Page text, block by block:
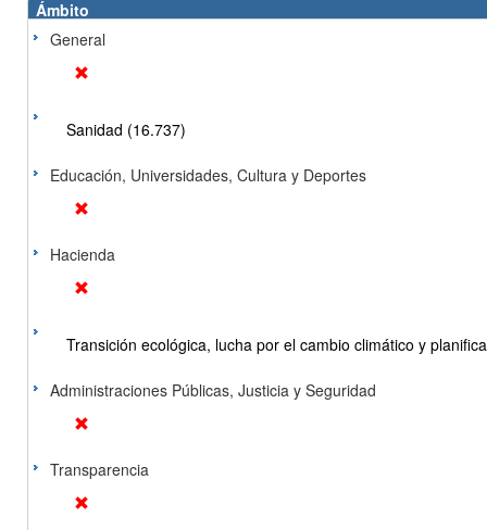
Ámbito
General
Sanidad (16.737)
Educación, Universidades, Cultura y Deportes
Hacienda
Transición ecológica, lucha por el cambio climático y
Administraciones Públicas, Justicia y Seguridad
Transparencia